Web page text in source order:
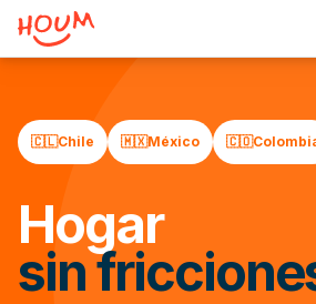
🇨🇱Chile 🇲🇽México 🇨🇴
Hogar
sin